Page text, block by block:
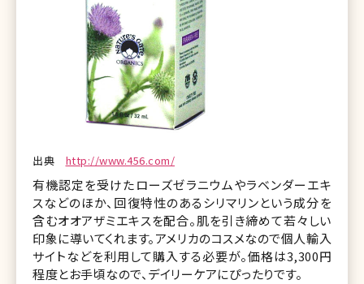
出典 http://www.456.com/
有機認定を受けたローズゼラニウムやラベンダーエキ
スなどのほか、回復特性のあるシリマリンという成分を
含むオオアザミエキスを配合。肌を引き締めて若々しい
印象に導いてくれます。アメリカのコスメなので個人輸入
サイトなどを利用して購入する必要が。価格は3,300円
程度とお手頃なので、デイリーケアにぴったりです。